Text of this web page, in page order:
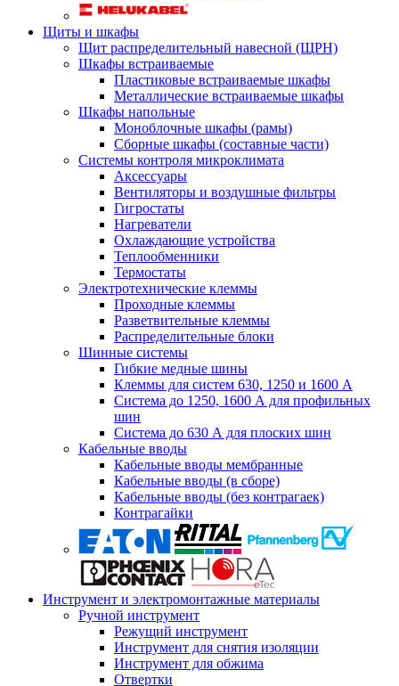
Щиты и шкафы
Щит распределительный навесной (ЩРН)
Шкафы встраиваемые
Пластиковые встраиваемые шкафы
Металлические встраиваемые шкафы
Шкафы напольные
Моноблочные шкафы (рамы)
Сборные шкафы (составные части)
Системы контроля микроклимата
Аксессуары
Вентиляторы и воздушные фильтры
Гигростаты
Нагреватели
Охлаждающие устройства
Теплообменники
Термостаты
Электротехнические клеммы
Проходные клеммы
Разветвительные клеммы
Распределительные блоки
Шинные системы
Гибкие медные шины
Клеммы для систем 630, 1250 и 1600 А
Система до 1250, 1600 А для профильных
шин
Система до 630 А для плоских шин
Кабельные вводы
Кабельные вводы мембранные
Кабельные вводы (в сборе)
Кабельные вводы (без контрагаек)
Контрагайки
Инструмент и электромонтажные материалы
Ручной инструмент
Режущий инструмент
Инструмент для снятия изоляции
Инструмент для обжима
Отвертки